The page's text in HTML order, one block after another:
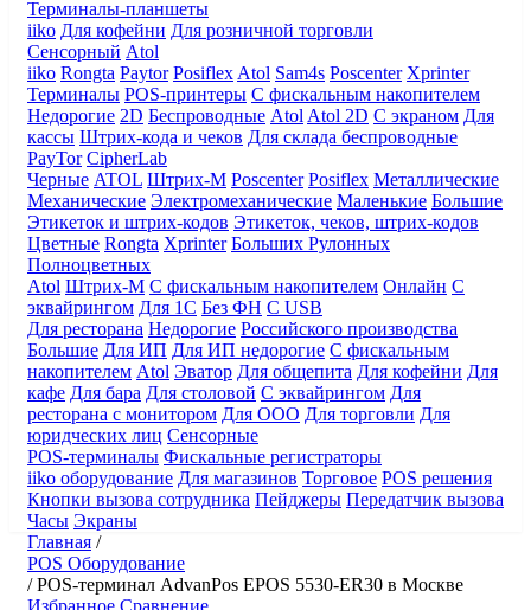
Терминалы-планшеты
iiko Для кофейни Для розничной торговли
Сенсорный Atol
iiko Rongta Paytor Posiflex Atol Sam4s Poscenter Xprinter
Терминалы POS-принтеры С фискальным накопителем
Недорогие 2D Беспроводные Atol Atol 2D С экраном Для
кассы Штрих-кода и чеков Для склада беспроводные
PayTor CipherLab
Черные ATOL Штрих-М Poscenter Posiflex Металлические
Механические Электромеханические Маленькие Большие
Этикеток и штрих-кодов Этикеток, чеков, штрих-кодов
Цветные Rongta Xprinter Больших Рулонных
Полноцветных
Atol Штрих-М С фискальным накопителем Онлайн С
эквайрингом Для 1С Без ФН С USB
Для ресторана Недорогие Российского производства
Большие Для ИП Для ИП недорогие С фискальным
накопителем Atol Эватор Для общепита Для кофейни Для
кафе Для бара Для столовой С эквайрингом Для
ресторана с монитором Для ООО Для торговли Для
юридческих лиц Сенсорные
POS-терминалы Фискальные регистраторы
iiko оборудование Для магазинов Торговое POS решения
Кнопки вызова сотрудника Пейджеры Передатчик вызова
Часы Экраны
Главная /
POS Оборудование
/POS-терминал AdvanPos EPOS 5530-ER30 в Москве
Избранное Сравнение